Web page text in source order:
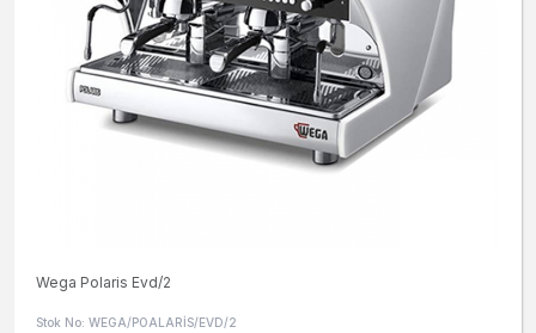
Wega Polaris Evd/2
Stok No: WEGA/POALARİS/EVD/2